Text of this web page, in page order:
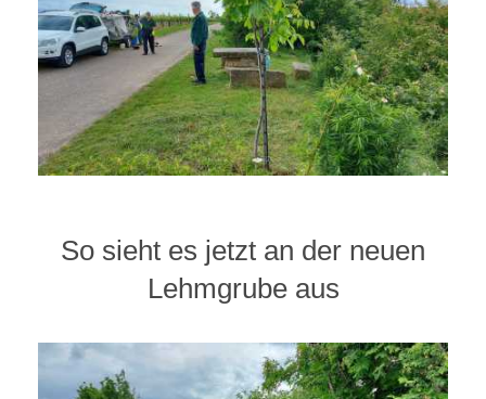
So sieht es jetzt an der neuen
Lehmgrube aus